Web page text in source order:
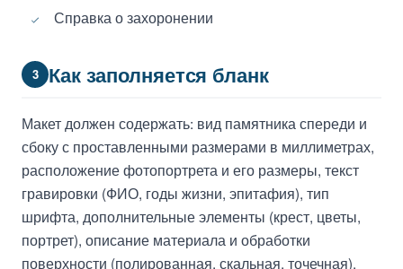
Справка о захоронении
3 Как заполняется бланк
Макет должен содержать: вид памятника спереди и
сбоку с проставленными размерами в миллиметрах,
расположение фотопортрета и его размеры, текст
гравировки (ФИО, годы жизни, эпитафия), тип
шрифта, дополнительные элементы (крест, цветы,
портрет), описание материала и обработки
поверхности (полированная, скальная, точечная).